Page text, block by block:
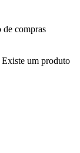
de compras
Existe um produto